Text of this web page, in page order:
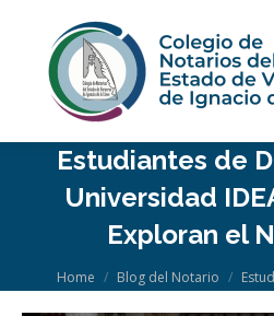
Estudiantes de
Universidad
Exploran el
You are here:
Home Blog del Notario